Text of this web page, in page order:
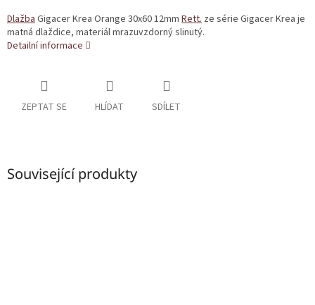
DlažbaGigacer Krea Orange 30x60 12mm Rett. ze série Gigacer Krea je
matná dlaždice, materiál mrazuvzdorný slinutý.
Detailní informace
ZEPTAT SE HLÍDAT SDÍLET
Související produkty